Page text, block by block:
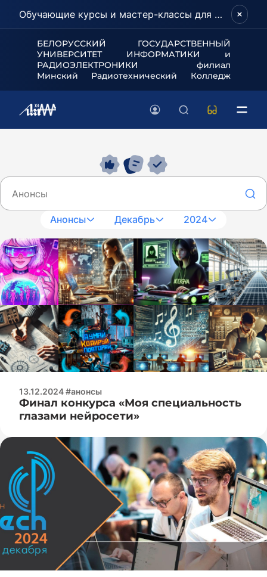
Обучающие курсы и мастер-классы для школьников и абитуриентов!
БЕЛОРУССКИЙ ГОСУДАРСТВЕННЫЙ
УНИВЕРСИТЕТ ИНФОРМАТИКИ и
РАДИОЭЛЕКТРОНИКИ филиал
Минский Радиотехнический Колледж
Анонсы Декабрь 2024
13.12.2024 #анонсы
Финал конкурса «Моя специальность
глазами нейросети»